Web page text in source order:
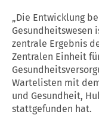
„Die Entwicklung
Gesundheitswesen
zentrale Ergebnis
Zentralen Einheit
Wartelisten mit
und Gesundheit,
stattgefunden hat.